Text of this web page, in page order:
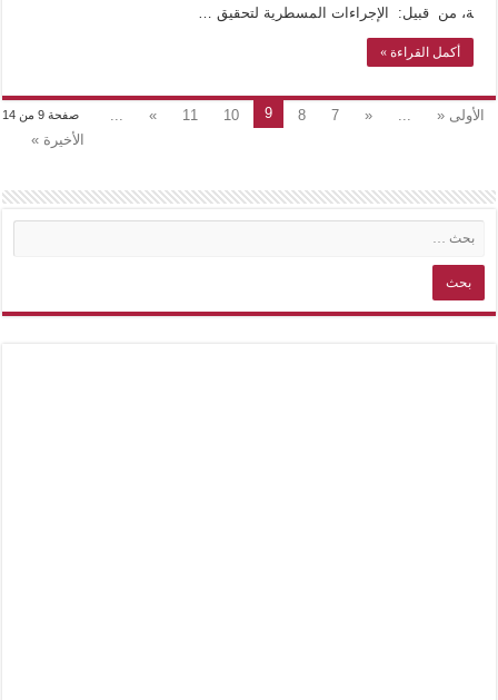
ة، من قبيل: الإجراءات المسطرية لتحقيق …
أكمل القراءة »
صفحة 9 من 14 الأولى « ...
«
7
8
9
10
11
»
...
الأخيرة »